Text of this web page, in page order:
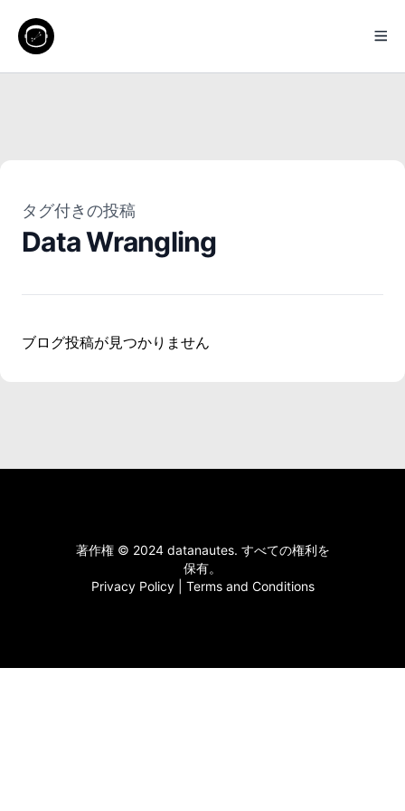
タグ付きの投稿
Data Wrangling
ブログ投稿が見つかりません
著作権 © 2024 datanautes. すべての権利を
保有。
Privacy Policy| Terms and Conditions